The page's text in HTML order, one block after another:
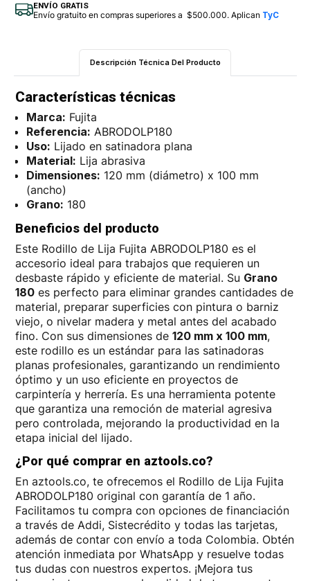
ENVÍO GRATIS
Envío gratuito en compras superiores a $500.000. Aplican TyC
Descripción Técnica Del Producto
Características técnicas
Marca: Fujita
Referencia: ABRODOLP180
Uso: Lijado en satinadora plana
Material: Lija abrasiva
Dimensiones: 120 mm (diámetro) x 100 mm
(ancho)
Grano: 180
Beneficios del producto
Este Rodillo de Lija Fujita ABRODOLP180 es el
accesorio ideal para trabajos que requieren un
desbaste rápido y eficiente de material. Su Grano
180es perfecto para eliminar grandes cantidades de
material, preparar superficies con pintura o barniz
viejo, o nivelar madera y metal antes del acabado
fino. Con sus dimensiones de 120 mm x 100 mm,
este rodillo es un estándar para las satinadoras
planas profesionales, garantizando un rendimiento
óptimo y un uso eficiente en proyectos de
carpintería y herrería. Es una herramienta potente
que garantiza una remoción de material agresiva
pero controlada, mejorando la productividad en la
etapa inicial del lijado.
¿Por qué comprar en aztools.co?
En aztools.co, te ofrecemos el Rodillo de Lija Fujita
ABRODOLP180 original con garantía de 1 año.
Facilitamos tu compra con opciones de financiación
a través de Addi, Sistecrédito y todas las tarjetas,
además de contar con envío a toda Colombia. Obtén
atención inmediata por WhatsApp y resuelve todas
tus dudas con nuestros expertos. ¡Mejora tus